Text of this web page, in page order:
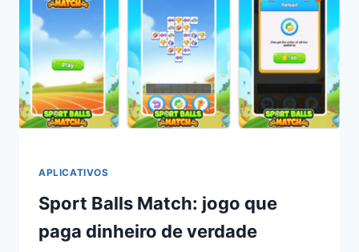
SEU
TEMPO
LIVRE
EM
RENDA
APLICATIVOS
Sport Balls Match: jogo que
paga dinheiro de verdade